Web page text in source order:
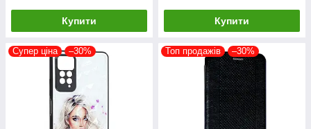
Купити Купити
Супер ціна –30% Топ продажів –30%